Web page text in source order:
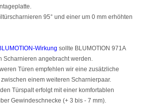
95° und einer um 0 mm erhöhten
Wirkung sollte BLUMOTION 971A
Scharnieren angebracht werden.
Türen empfehlen wir eine zusätzliche
zwischen einem weiteren Scharnierpaar.
Türspalt erfolgt mit einer komfortablen
Gewindeschnecke (+ 3 bis - 7 mm).